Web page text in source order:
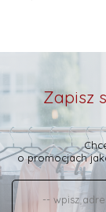
Zapisz
o promocjach